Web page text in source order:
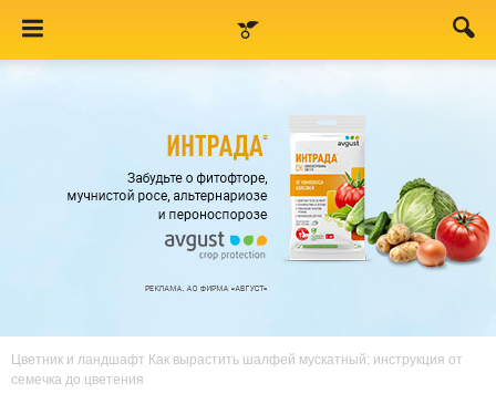
Цветник и ландшафт Как вырастить шалфей мускатный: инструкция от
семечка до цветения